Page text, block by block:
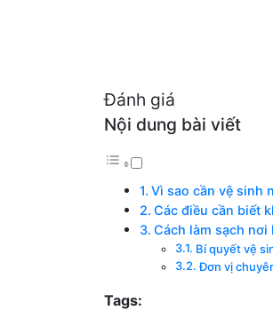
Đánh giá
Nội dung bài viết
Vì sao cần vệ sinh
Các điều cần biết
Cách làm sạch nơi
Bí quyết vệ
Đơn vị
Tags: